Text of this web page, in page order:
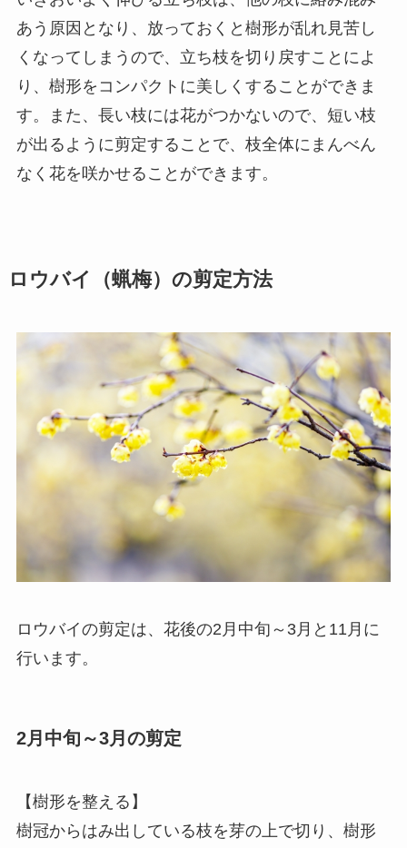
あう原因となり、放っておくと樹形が乱れ見苦し
くなってしまうので、立ち枝を切り戻すことによ
り、樹形をコンパクトに美しくすることができま
す。また、長い枝には花がつかないので、短い枝
が出るように剪定することで、枝全体にまんべん
なく花を咲かせることができます。
ロウバイ（蝋梅）の剪定方法
ロウバイの剪定は、花後の2月中旬～3月と11月に
行います。
2月中旬～3月の剪定
【樹形を整える】
樹冠からはみ出している枝を芽の上で切り、樹形